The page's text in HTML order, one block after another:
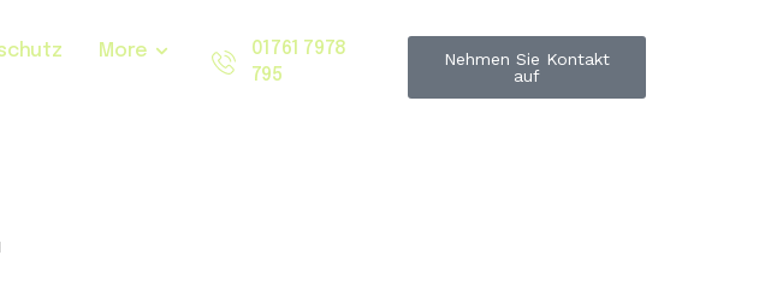
More
01761 7978
795
Nehmen Sie Kontakt
auf